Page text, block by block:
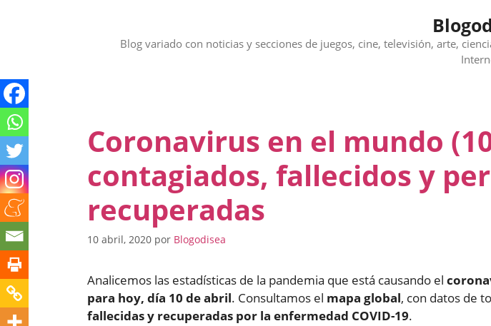
Blog variado con noticias y secciones de juegos, cine, televisión, arte,
Coronavirus en el mundo
contagiados, fallecidos y
recuperadas
10 abril, 2020 por Blogodisea
Analicemos las estadísticas de la pandemia que está causando el
para hoy, día 10 de abril. Consultamos el mapa global, con datos de
fallecidas y recuperadas por la enfermedad COVID-19.